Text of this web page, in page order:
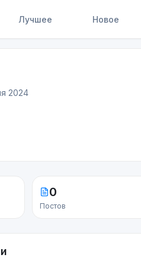
Лучшее Новое
2024
0
Постов